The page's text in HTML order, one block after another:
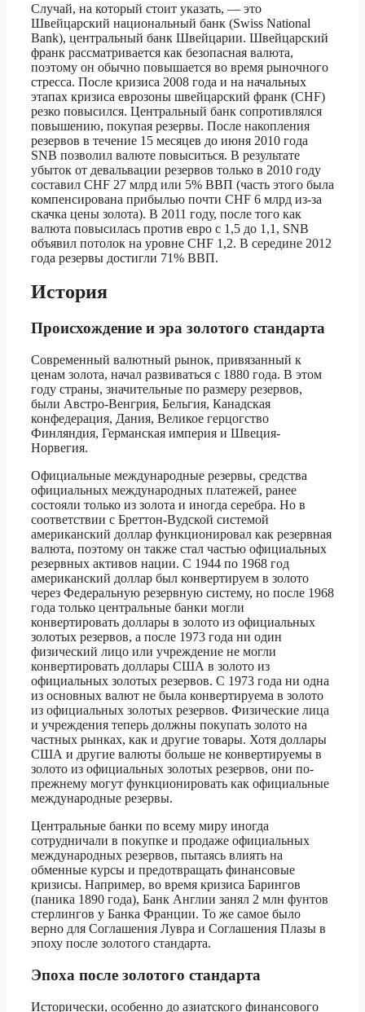
Случай, на который стоит указать, — это
Швейцарский национальный банк (Swiss National
Bank), центральный банк Швейцарии. Швейцарский
франк рассматривается как безопасная валюта,
поэтому он обычно повышается во время рыночного
стресса. После кризиса 2008 года и на начальных
этапах кризиса еврозоны швейцарский франк (CHF)
резко повысился. Центральный банк сопротивлялся
повышению, покупая резервы. После накопления
резервов в течение 15 месяцев до июня 2010 года
SNB позволил валюте повыситься. В результате
убыток от девальвации резервов только в 2010 году
составил CHF 27 млрд или 5% ВВП (часть этого была
компенсирована прибылью почти CHF 6 млрд из-за
скачка цены золота). В 2011 году, после того как
валюта повысилась против евро с 1,5 до 1,1, SNB
объявил потолок на уровне CHF 1,2. В середине 2012
года резервы достигли 71% ВВП.
История
Происхождение и эра золотого стандарта
Современный валютный рынок, привязанный к
ценам золота, начал развиваться с 1880 года. В этом
году страны, значительные по размеру резервов,
были Австро-Венгрия, Бельгия, Канадская
конфедерация, Дания, Великое герцогство
Финляндия, Германская империя и Швеция-
Норвегия.
Официальные международные резервы, средства
официальных международных платежей, ранее
состояли только из золота и иногда серебра. Но в
соответствии с Бреттон-Вудской системой
американский доллар функционировал как резервная
валюта, поэтому он также стал частью официальных
резервных активов нации. С 1944 по 1968 год
американский доллар был конвертируем в золото
через Федеральную резервную систему, но после 1968
года только центральные банки могли
конвертировать доллары в золото из официальных
золотых резервов, а после 1973 года ни один
физический лицо или учреждение не могли
конвертировать доллары США в золото из
официальных золотых резервов. С 1973 года ни одна
из основных валют не была конвертируема в золото
из официальных золотых резервов. Физические лица
и учреждения теперь должны покупать золото на
частных рынках, как и другие товары. Хотя доллары
США и другие валюты больше не конвертируемы в
золото из официальных золотых резервов, они по-
прежнему могут функционировать как официальные
международные резервы.
Центральные банки по всему миру иногда
сотрудничали в покупке и продаже официальных
международных резервов, пытаясь влиять на
обменные курсы и предотвращать финансовые
кризисы. Например, во время кризиса Барингов
(паника 1890 года), Банк Англии занял 2 млн фунтов
стерлингов у Банка Франции. То же самое было
верно для Соглашения Лувра и Соглашения Плазы в
эпоху после золотого стандарта.
Эпоха после золотого стандарта
Исторически, особенно до азиатского финансового